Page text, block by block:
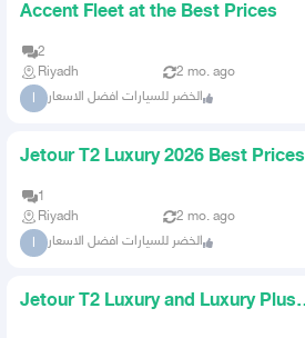
Accent Fleet at the Best Prices
2
Riyadh
2 mo. ago
ا الخضر للسيارات افضل الاسعار
Jetour T2 Luxury 2026 Best Prices
1
Riyadh
2 mo. ago
ا الخضر للسيارات افضل الاسعار
Jetour T2 Luxury and Luxury Plus